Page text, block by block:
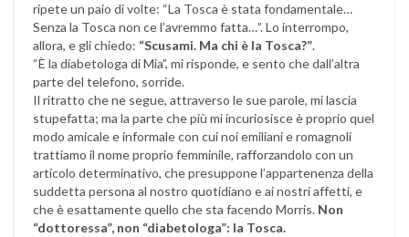
ripete un paio di volte: “La Tosca è stata fondamentale…
Senza la Tosca non ce l’avremmo fatta…”. Lo interrompo,
allora, e gli chiedo: “Scusami. Ma chi è la Tosca?”.
“È la diabetologa di Mia”, mi risponde, e sento che dall’altra
parte del telefono, sorride.
Il ritratto che ne segue, attraverso le sue parole, mi lascia
stupefatta; ma la parte che più mi incuriosisce è proprio quel
modo amicale e informale con cui noi emiliani e romagnoli
trattiamo il nome proprio femminile, rafforzandolo con un
articolo determinativo, che presuppone l’appartenenza della
suddetta persona al nostro quotidiano e ai nostri affetti, e
che è esattamente quello che sta facendo Morris. Non
“dottoressa”, non “diabetologa”: la Tosca.